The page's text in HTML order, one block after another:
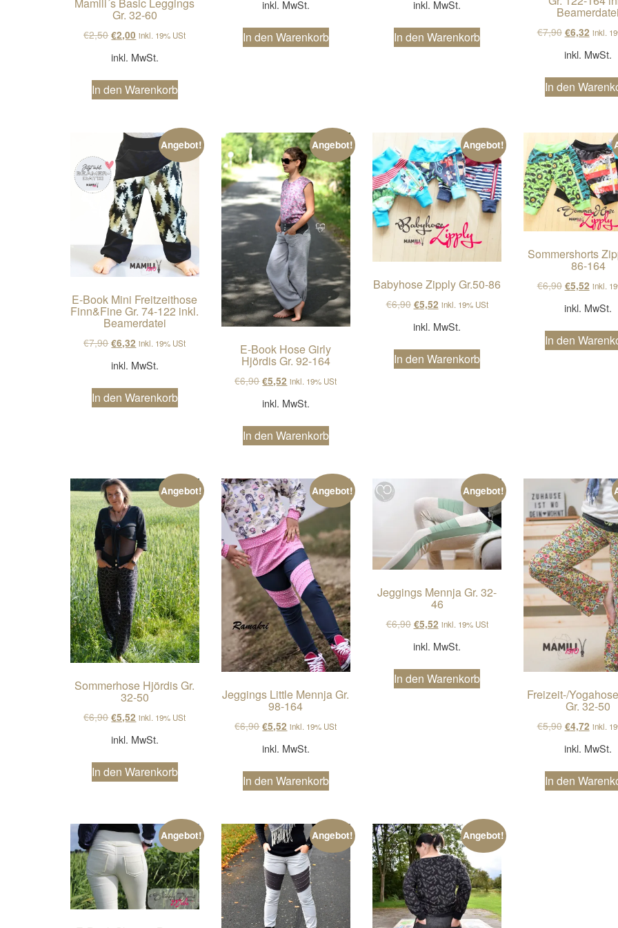
Mamili´s Basic Leggings
Gr. 32-60
€2,50Ursprünglicher Preis war: €2,50
€2,00 Aktueller Preis ist: €2,00.
inkl. 19% USt
inkl. MwSt.
In den Warenkorb
inkl. MwSt.
In den Warenkorb
inkl. MwSt.
In den Warenkorb
Beamerdatei
€7,90 €6,32 inkl.
inkl. MwSt.
In den
Angebot!
E-Book Mini Freitzeithose
Finn&Fine Gr. 74-122 inkl.
Beamerdatei
€7,90Ursprünglicher Preis war: €7,90
€6,32 Aktueller Preis ist: €6,32.
inkl. 19% USt
inkl. MwSt.
In den Warenkorb
Angebot!
E-Book Hose Girly
Hjördis Gr. 92-164
€6,90Ursprünglicher Preis war: €6,90
€5,52 Aktueller Preis ist: €5,52.
inkl. 19% USt
inkl. MwSt.
In den Warenkorb
Angebot!
Babyhose Zipply Gr.50-86
€6,90 Ursprünglicher Preis war: €6,90
€5,52Aktueller Preis ist: €5,52.
inkl. 19% USt
inkl. MwSt.
In den Warenkorb
Sommershorts
86-164
€6,90 €5,52 inkl.
inkl. MwSt.
In den
Angebot!
Sommerhose Hjördis Gr.
32-50
€6,90Ursprünglicher Preis war: €6,90
€5,52 Aktueller Preis ist: €5,52.
inkl. 19% USt
inkl. MwSt.
In den Warenkorb
Angebot!
Jeggings Little Mennja Gr.
98-164
€6,90Ursprünglicher Preis war: €6,90
€5,52 Aktueller Preis ist: €5,52.
inkl. 19% USt
inkl. MwSt.
In den Warenkorb
Angebot!
Jeggings Mennja Gr. 32-
46
€6,90 Ursprünglicher Preis war: €6,90
€5,52Aktueller Preis ist: €5,52.
inkl. 19% USt
inkl. MwSt.
In den Warenkorb
Freizeit-/
Gr. 32-50
€5,90 €4,72 inkl.
inkl. MwSt.
In den
Angebot! Angebot! Angebot!